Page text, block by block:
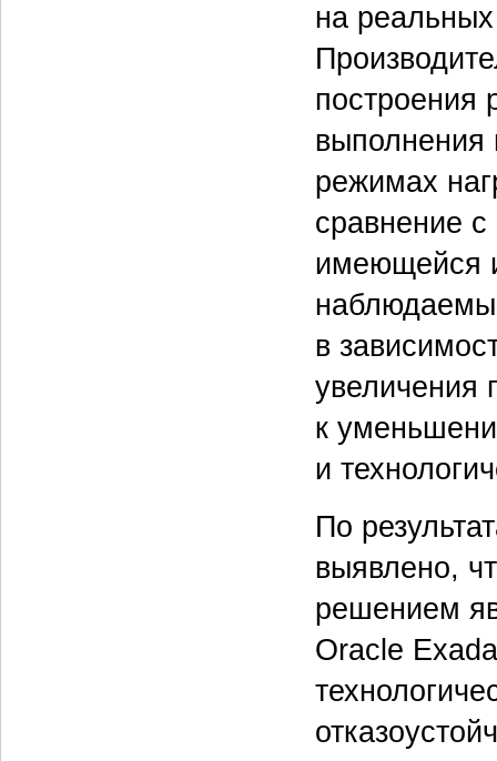
на
построения
выполнения
режимах
сравнение
имеющейся
в
увеличения
к
и
По
выявлено,
решением
Oracle